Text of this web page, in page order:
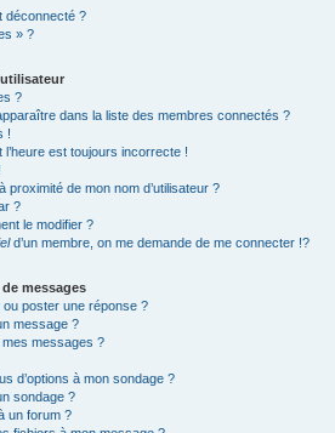
déconnecté ?
» ?
?
dans la liste des membres connectés ?
!
est toujours incorrecte !
proximité de mon nom d’utilisateur ?
?
le modifier ?
d’un membre, on me demande de me connecter !?
messages
poster une réponse ?
message ?
messages ?
d’options à mon sondage ?
sondage ?
un forum ?